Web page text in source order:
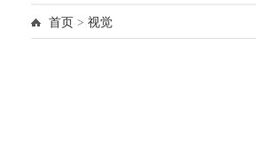
首页 > 视觉